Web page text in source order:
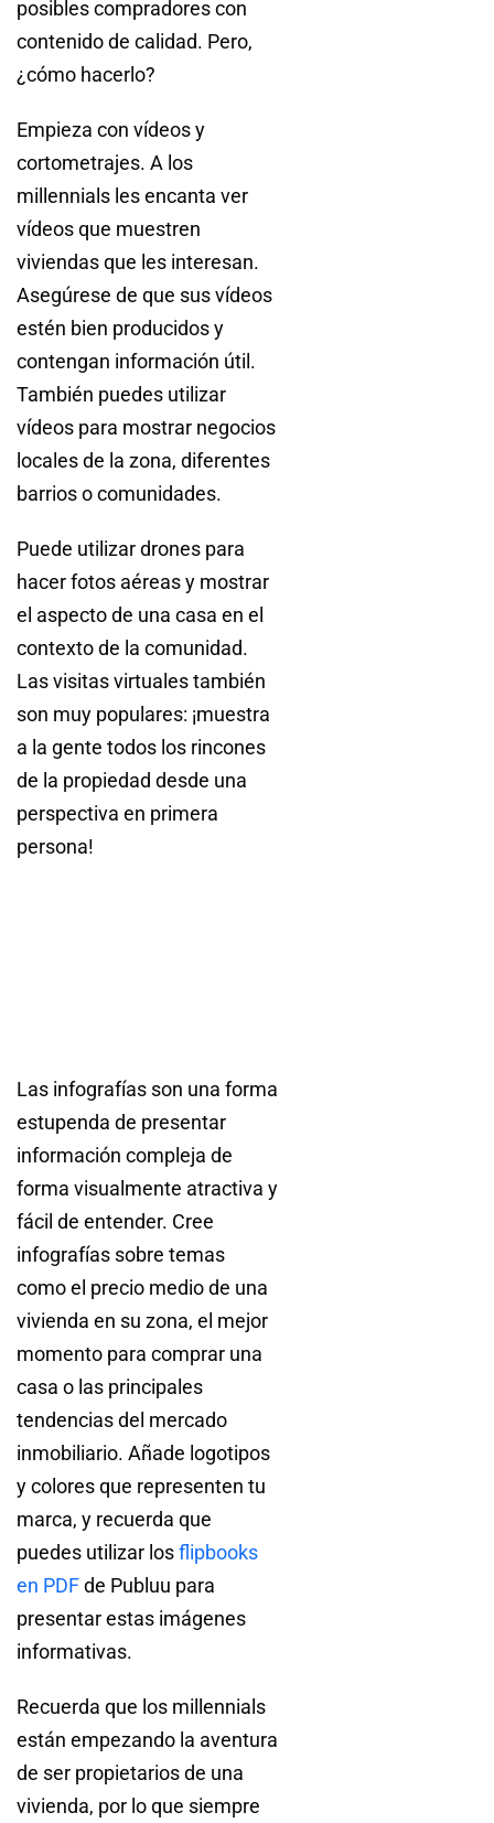
posibles compradores con
contenido de calidad. Pero,
¿cómo hacerlo?
Empieza con vídeos y
cortometrajes. A los
millennials les encanta ver
vídeos que muestren
viviendas que les interesan.
Asegúrese de que sus vídeos
estén bien producidos y
contengan información útil.
También puedes utilizar
vídeos para mostrar negocios
locales de la zona, diferentes
barrios o comunidades.
Puede utilizar drones para
hacer fotos aéreas y mostrar
el aspecto de una casa en el
contexto de la comunidad.
Las visitas virtuales también
son muy populares: ¡muestra
a la gente todos los rincones
de la propiedad desde una
perspectiva en primera
persona!
Las infografías son una forma
estupenda de presentar
información compleja de
forma visualmente atractiva y
fácil de entender. Cree
infografías sobre temas
como el precio medio de una
vivienda en su zona, el mejor
momento para comprar una
casa o las principales
tendencias del mercado
inmobiliario. Añade logotipos
y colores que representen tu
marca, y recuerda que
puedes utilizar losflipbooks
en PDFde Publuu para
presentar estas imágenes
informativas.
Recuerda que los millennials
están empezando la aventura
de ser propietarios de una
vivienda, por lo que siempre